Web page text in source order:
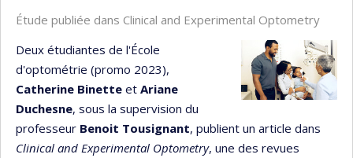
Étude publiée dans Clinical and Experimental Optometry
Deux étudiantes de l'École
d'optométrie (promo 2023),
Catherine Binette et Ariane
Duchesne, sous la supervision du
professeur Benoit Tousignant, publient un article dans
Clinical and Experimental Optometry, une des revues